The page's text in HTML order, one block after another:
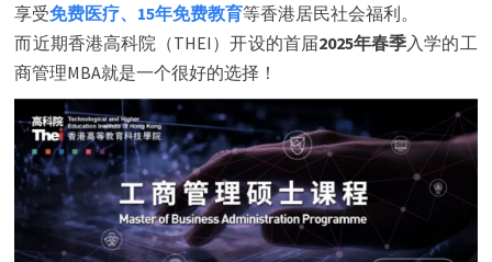
享受免费医疗、15年免费教育等香港居民社会福利。
而近期香港高科院（THEI）开设的首届2025年春季入学的工
商管理MBA就是一个很好的选择！